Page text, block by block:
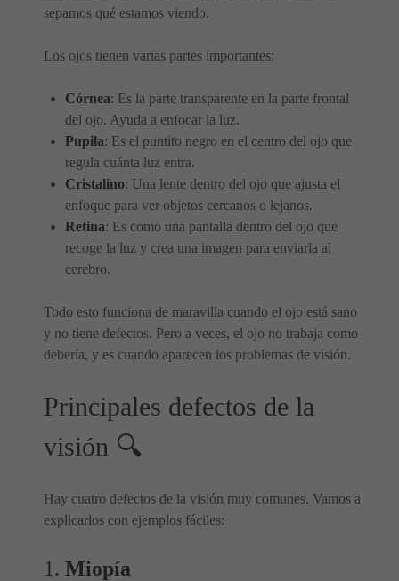
sepamos qué estamos viendo.
Los ojos tienen varias partes importantes:
Córnea: Es la parte transparente en la parte frontal
del ojo. Ayuda a enfocar la luz.
Pupila: Es el puntito negro en el centro del ojo que
regula cuánta luz entra.
Cristalino: Una lente dentro del ojo que ajusta el
enfoque para ver objetos cercanos o lejanos.
Retina: Es como una pantalla dentro del ojo que
recoge la luz y crea una imagen para enviarla al
cerebro.
Todo esto funciona de maravilla cuando el ojo está sano
y no tiene defectos. Pero a veces, el ojo no trabaja como
debería, y es cuando aparecen los problemas de visión.
Principales defectos de la
visión 🔍
Hay cuatro defectos de la visión muy comunes. Vamos a
explicarlos con ejemplos fáciles:
1. Miopía